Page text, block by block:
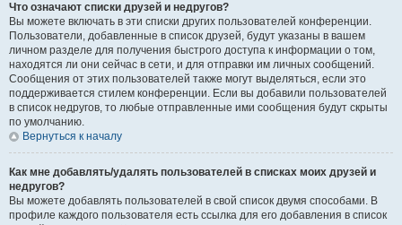
Что означают списки друзей и недругов?
Вы можете включать в эти списки других пользователей конференции.
Пользователи, добавленные в список друзей, будут указаны в вашем
личном разделе для получения быстрого доступа к информации о том,
находятся ли они сейчас в сети, и для отправки им личных сообщений.
Сообщения от этих пользователей также могут выделяться, если это
поддерживается стилем конференции. Если вы добавили пользователей
в список недругов, то любые отправленные ими сообщения будут скрыты
по умолчанию.
Вернуться к началу
Как мне добавлять/удалять пользователей в списках моих друзей и
недругов?
Вы можете добавлять пользователей в свой список двумя способами. В
профиле каждого пользователя есть ссылка для его добавления в список